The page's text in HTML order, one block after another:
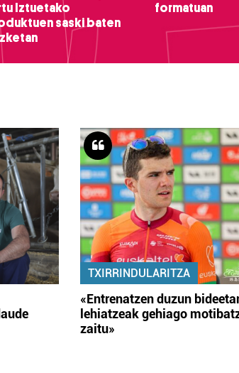
Iztuetako
saski baten
formatuan
TXIRRINDULARITZA
«Entrenatzen duzun
lehiatzeak gehiago
zaitu»